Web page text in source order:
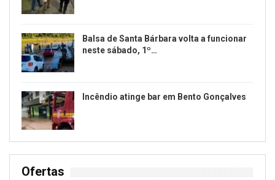
Balsa de Santa Bárbara volta a funcionar
neste sábado, 1º…
Incêndio atinge bar em Bento Gonçalves
Ofertas